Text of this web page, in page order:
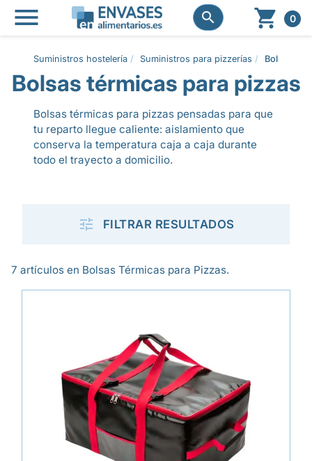
 
  0
Suministros hostelería Suministros para pizzerías Bolsas
Bolsas térmicas para pizzas
Bolsas térmicas para pizzas pensadas para que
tu reparto llegue caliente: aislamiento que
conserva la temperatura caja a caja durante
todo el trayecto a domicilio.
 FILTRAR RESULTADOS
7 artículos en Bolsas Térmicas para Pizzas.